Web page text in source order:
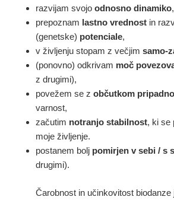
razvijam svojo odnosno dinamiko,
prepoznam lastno vrednost in
(genetske) potenciale,
v življenju stopam z večjim samo-
(ponovno) odkrivam moč
z drugimi),
povežem se z občutkom
varnost,
začutim notranjo stabilnost, ki se
moje življenje.
postanem bolj pomirjen v sebi / s
drugimi).
Čarobnost in učinkovitost biodanze